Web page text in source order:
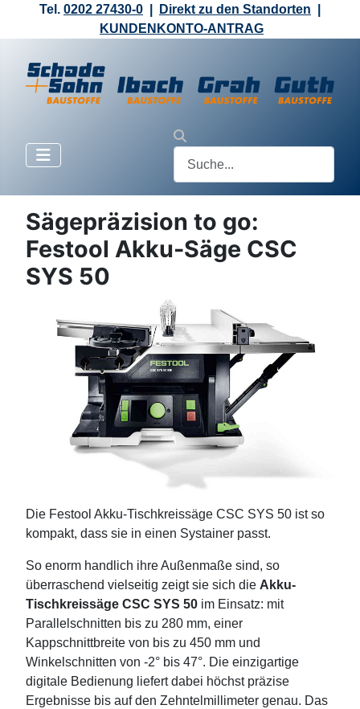
Tel. 0202 27430-0 Direkt zu den Standorten
KUNDENKONTO-ANTRAG
Sägepräzision to go:
Festool Akku-Säge CSC
SYS 50
Die Festool Akku-Tischkreissäge CSC SYS 50 ist so
kompakt, dass sie in einen Systainer passt.
So enorm handlich ihre Außenmaße sind, so
überraschend vielseitig zeigt sie sich die Akku-
Tischkreissäge CSC SYS 50 im Einsatz: mit
Parallelschnitten bis zu 280 mm, einer
Kappschnittbreite von bis zu 450 mm und
Winkelschnitten von -2° bis 47°. Die einzigartige
digitale Bedienung liefert dabei höchst präzise
Ergebnisse bis auf den Zehntelmillimeter genau. Das